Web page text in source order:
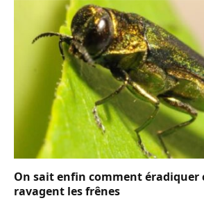
On sait enfin comment éradiquer
ravagent les frênes